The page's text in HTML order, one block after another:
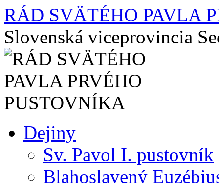
RÁD SVÄTÉHO PAVLA
Slovenská viceprovincia
Preskočiť
na
Dejiny
Sv. Pavol I. pustovník
Blahoslavený